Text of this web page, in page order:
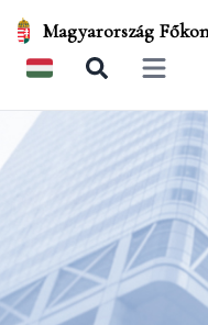
Magyarország
Open